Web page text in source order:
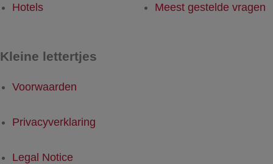
Hotels Meest gestelde vragen
Kleine lettertjes
Voorwaarden
Privacyverklaring
Legal Notice